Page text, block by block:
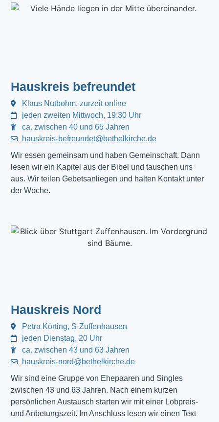
Hauskreis befreundet
Klaus Nutbohm, zurzeit online
jeden zweiten Mittwoch, 19:30 Uhr
ca. zwischen 40 und 65 Jahren
hauskreis-befreundet@bethelkirche.de
Wir essen gemeinsam und haben Gemeinschaft. Dann
lesen wir ein Kapitel aus der Bibel und tauschen uns
aus. Wir teilen Gebetsanliegen und halten Kontakt unter
der Woche.
Hauskreis Nord
Petra Körting, S-Zuffenhausen
jeden Dienstag, 20 Uhr
ca. zwischen 43 und 63 Jahren
hauskreis-nord@bethelkirche.de
Wir sind eine Gruppe von Ehepaaren und Singles
zwischen 43 und 63 Jahren. Nach einem kurzen
persönlichen Austausch starten wir mit einer Lobpreis-
und Anbetungszeit. Im Anschluss lesen wir einen Text